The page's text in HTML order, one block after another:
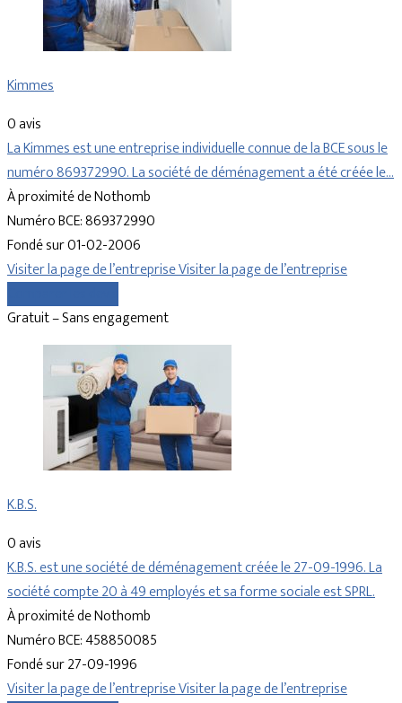
Kimmes
0 avis
La Kimmes est une entreprise individuelle connue de la BCE sous le
numéro 869372990. La société de déménagement a été créée le…
À proximité de Nothomb
Numéro BCE: 869372990
Fondé sur 01-02-2006
Visiter la page de l’entrepriseVisiter la page de l’entreprise
Gratuit – Sans engagement
K.B.S.
0 avis
K.B.S. est une société de déménagement créée le 27-09-1996. La
société compte 20 à 49 employés et sa forme sociale est SPRL.
À proximité de Nothomb
Numéro BCE: 458850085
Fondé sur 27-09-1996
Visiter la page de l’entrepriseVisiter la page de l’entreprise